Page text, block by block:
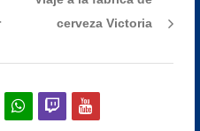
post:cerveza Victoria
whatsapp
twitchyoutube